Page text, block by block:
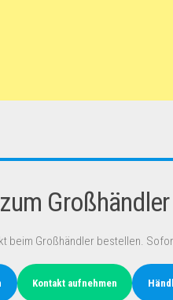
beim Großhändler bestellen.
Kontakt aufnehmen